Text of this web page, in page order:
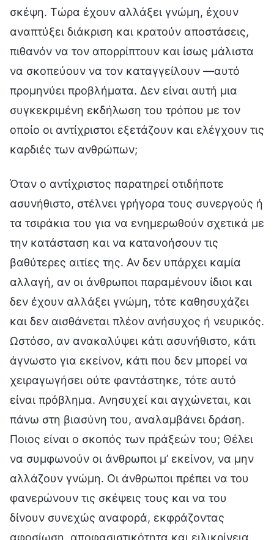
σκέψη. Τώρα έχουν αλλάξει γνώμη, έχουν
αναπτύξει διάκριση και κρατούν αποστάσεις,
πιθανόν να τον απορρίπτουν και ίσως μάλιστα
να σκοπεύουν να τον καταγγείλουν —αυτό
προμηνύει προβλήματα. Δεν είναι αυτή μια
συγκεκριμένη εκδήλωση του τρόπου με τον
οποίο οι αντίχριστοι εξετάζουν και ελέγχουν τις
καρδιές των ανθρώπων;
Όταν ο αντίχριστος παρατηρεί οτιδήποτε
ασυνήθιστο, στέλνει γρήγορα τους συνεργούς ή
τα τσιράκια του για να ενημερωθούν σχετικά με
την κατάσταση και να κατανοήσουν τις
βαθύτερες αιτίες της. Αν δεν υπάρχει καμία
αλλαγή, αν οι άνθρωποι παραμένουν ίδιοι και
δεν έχουν αλλάξει γνώμη, τότε καθησυχάζει
και δεν αισθάνεται πλέον ανήσυχος ή νευρικός.
Ωστόσο, αν ανακαλύψει κάτι ασυνήθιστο, κάτι
άγνωστο για εκείνον, κάτι που δεν μπορεί να
χειραγωγήσει ούτε φαντάστηκε, τότε αυτό
είναι πρόβλημα. Ανησυχεί και αγχώνεται, και
πάνω στη βιασύνη του, αναλαμβάνει δράση.
Ποιος είναι ο σκοπός των πράξεών του; Θέλει
να συμφωνούν οι άνθρωποι μ’ εκείνον, να μην
αλλάζουν γνώμη. Οι άνθρωποι πρέπει να του
φανερώνουν τις σκέψεις τους και να του
δίνουν συνεχώς αναφορά, εκφράζοντας
αφοσίωση, αποφασιστικότητα και ειλικρίνεια.